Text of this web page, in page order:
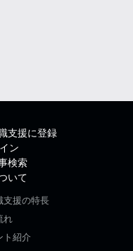
支援に登録
ン
検索
いて
支援の特長
れ
ト紹介